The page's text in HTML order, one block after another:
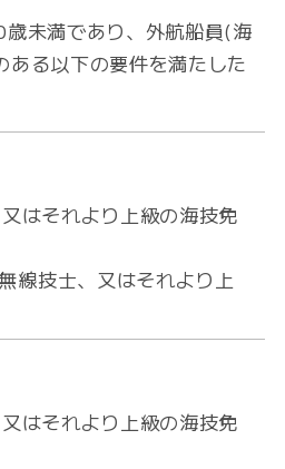
未満であり、外航船員(海
る以下の要件を満たした
はそれより上級の海技免
線技士、又はそれより上
はそれより上級の海技免